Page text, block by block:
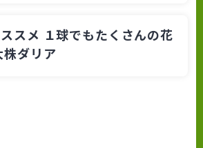
スメ １球でもたくさんの花
ダリア